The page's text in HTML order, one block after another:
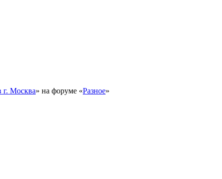
г. Москва» на форуме «Разное»